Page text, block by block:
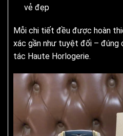
vẻ đẹp
Mỗi chi tiết đều được hoàn
xác gần như tuyệt đối – đúng
tác Haute Horlogerie.